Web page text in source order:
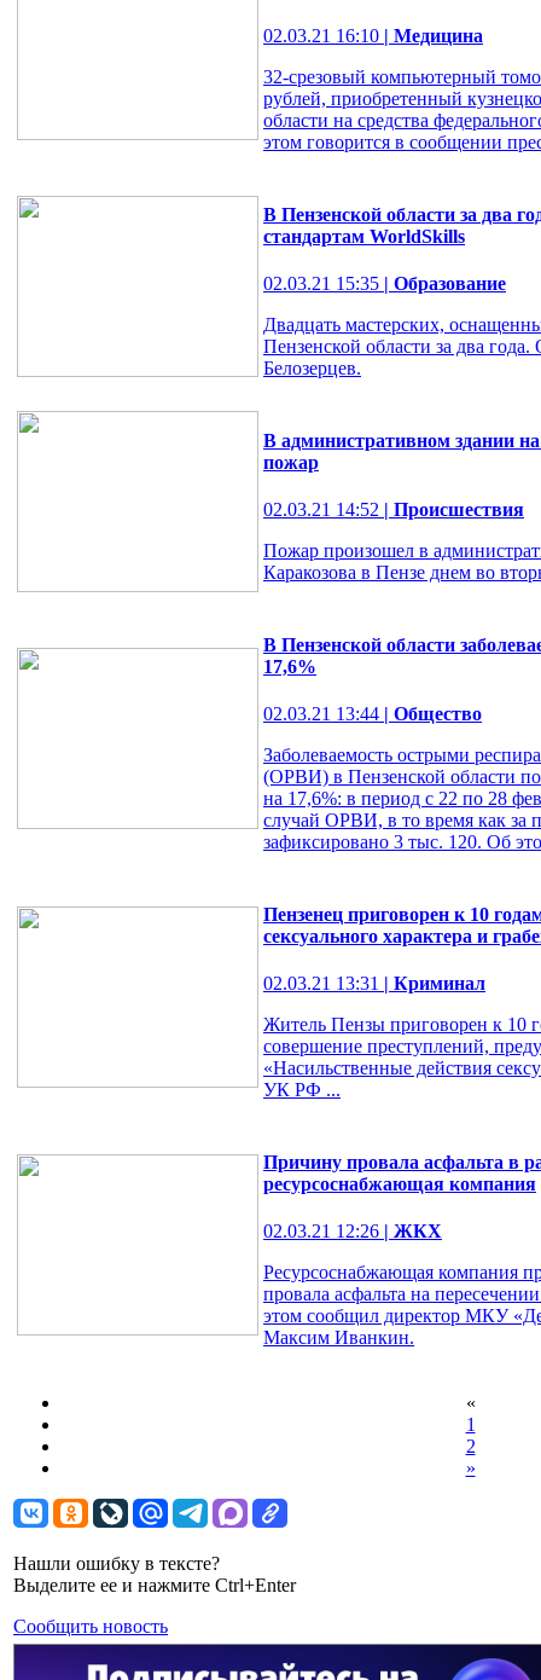
02.03.21 16:10 | Медицина
32-срезовый компьютерный
рублей, приобретенный
области на средства
этом говорится в сообщении
В Пензенской области за два
стандартам WorldSkills
02.03.21 15:35 | Образование
Двадцать мастерских,
Пензенской области за два
Белозерцев.
В административном здании
пожар
02.03.21 14:52 | Происшествия
Пожар произошел в
Каракозова в Пензе днем во
В Пензенской области
17,6%
02.03.21 13:44 | Общество
Заболеваемость острыми
(ОРВИ) в Пензенской области
на 17,6%: в период с 22 по 28
случай ОРВИ, в то время как за
зафиксировано 3 тыс. 120. Об
Пензенец приговорен к 10
сексуального характера и
02.03.21 13:31 | Криминал
Житель Пензы приговорен к 10
совершение преступлений,
«Насильственные действия
УК РФ ...
Причину провала асфальта в
ресурсоснабжающая компания
02.03.21 12:26 | ЖКХ
Ресурсоснабжающая компания
провала асфальта на
этом сообщил директор МКУ
Максим Иванкин.
«
1
2
»
Нашли ошибку в тексте?
Выделите ее и нажмите Ctrl+Enter
Сообщить новость